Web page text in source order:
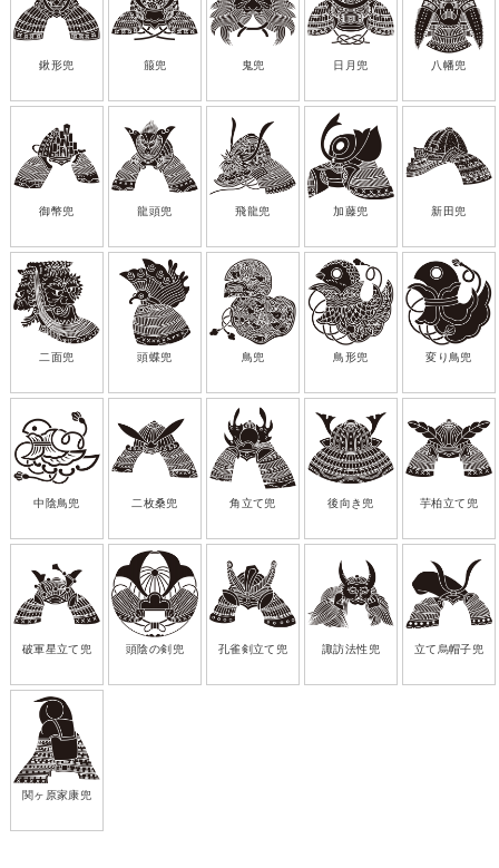
鍬形兜 箙兜 鬼兜 日月兜 八幡兜
御幣兜 龍頭兜 飛龍兜 加藤兜 新田兜
二面兜 頭蝶兜 鳥兜 鳥形兜 変り鳥兜
中陰鳥兜 二枚桑兜 角立て兜 後向き兜 芋柏立て兜
破軍星立て兜 頭陰の剣兜 孔雀剣立て兜 諏訪法性兜 立て烏帽子兜
関ヶ原家康兜